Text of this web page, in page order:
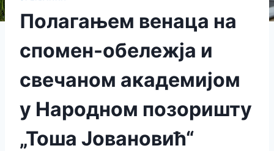
Полагањем венаца на
спомен-обележја и
свечаном академијом
у Народном позоришту
„Тоша Јовановић“